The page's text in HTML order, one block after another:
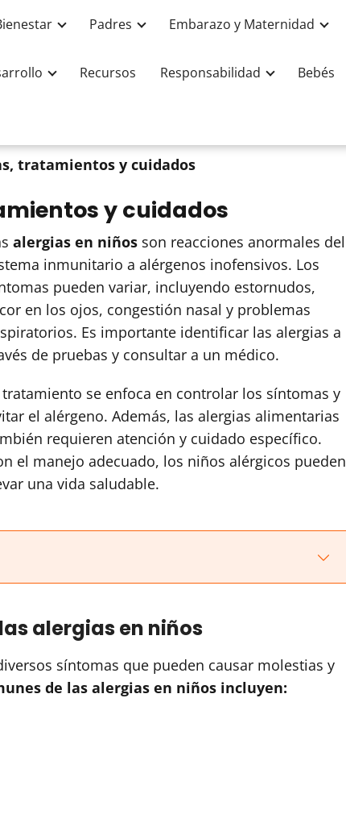
Padres Embarazo y Maternidad
Recursos Responsabilidad Bebés
tratamientos y cuidados
y cuidados
alergias en niños son reacciones anormales del
inmunitario a alérgenos inofensivos. Los
pueden variar, incluyendo estornudos,
en los ojos, congestión nasal y problemas
Es importante identificar las alergias a
de pruebas y consultar a un médico.
tratamiento se enfoca en controlar los síntomas y
el alérgeno. Además, las alergias alimentarias
requieren atención y cuidado específico.
el manejo adecuado, los niños alérgicos pueden
una vida saludable.
alergias en niños
síntomas que pueden causar molestias y
de las alergias en niños incluyen: